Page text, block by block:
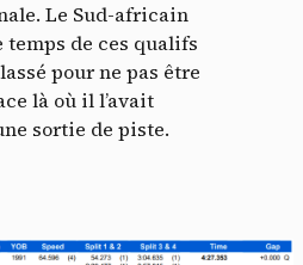
Le Sud-africain
temps de ces qualifs
pour ne pas être
là où il l’avait
sortie de piste.